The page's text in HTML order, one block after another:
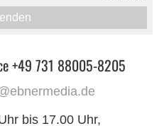
+49 731 88005-8205
bis 17.00 Uhr,